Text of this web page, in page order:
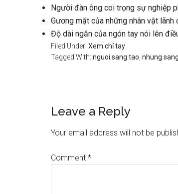
Người đàn ông coi trọng sự nghiệp
Gương mặt của những nhân vật lãnh
Độ dài ngắn của ngón tay nói lên
Filed Under: Xem chỉ tay
Tagged With: nguoi sang tao nhung
Reader
Interactions
Leave a Reply
Your email address will not be
Comment *